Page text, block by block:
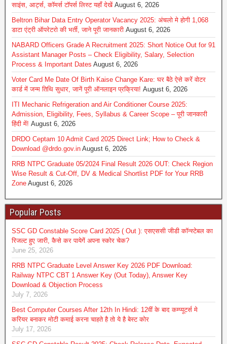
साइंस, आर्ट्स, कॉमर्स टॉपर्स लिस्ट यहाँ देखें August 6, 2026
Beltron Bihar Data Entry Operator Vacancy 2025: अंचलो मे होगी 1,068
डाटा एंट्री ऑपरेटरो की भर्ती, जाने पूरी जानकारी August 6, 2026
NABARD Officers Grade A Recruitment 2025: Short Notice Out for 91
Assistant Manager Posts – Check Eligibility, Salary, Selection
Process & Important Dates August 6, 2026
Voter Card Me Date Of Birth Kaise Change Kare: घर बैठे ऐसे करें वोटर
कार्ड में जन्म तिथि सुधार, जानें पूरी ऑनलाइन प्रक्रिया! August 6, 2026
ITI Mechanic Refrigeration and Air Conditioner Course 2025:
Admission, Eligibility, Fees, Syllabus & Career Scope – पूरी जानकारी
हिंदी में! August 6, 2026
DRDO Ceptam 10 Admit Card 2025 Direct Link; How to Check &
Download @drdo.gov.in August 6, 2026
RRB NTPC Graduate 05/2024 Final Result 2026 OUT: Check Region
Wise Result & Cut-Off, DV & Medical Shortlist PDF for Your RRB
Zone August 6, 2026
Popular Posts
SSC GD Constable Score Card 2025 ( Out ): एसएससी जीडी कॉन्स्टेबल का
रिजल्ट हुए जारी, कैसे कर पायेगें अपना स्कोर चेक?
June 25, 2026
RRB NTPC Graduate Level Answer Key 2026 PDF Download:
Railway NTPC CBT 1 Answer Key (Out Today), Answer Key
Download & Objection Process
July 7, 2026
Best Computer Courses After 12th In Hindi: 12वीं के बाद कम्प्यूटर्स मे
करियर बनाकर मोटी कमाई करना चाहते है तो ये है बेस्ट कोर
July 17, 2026